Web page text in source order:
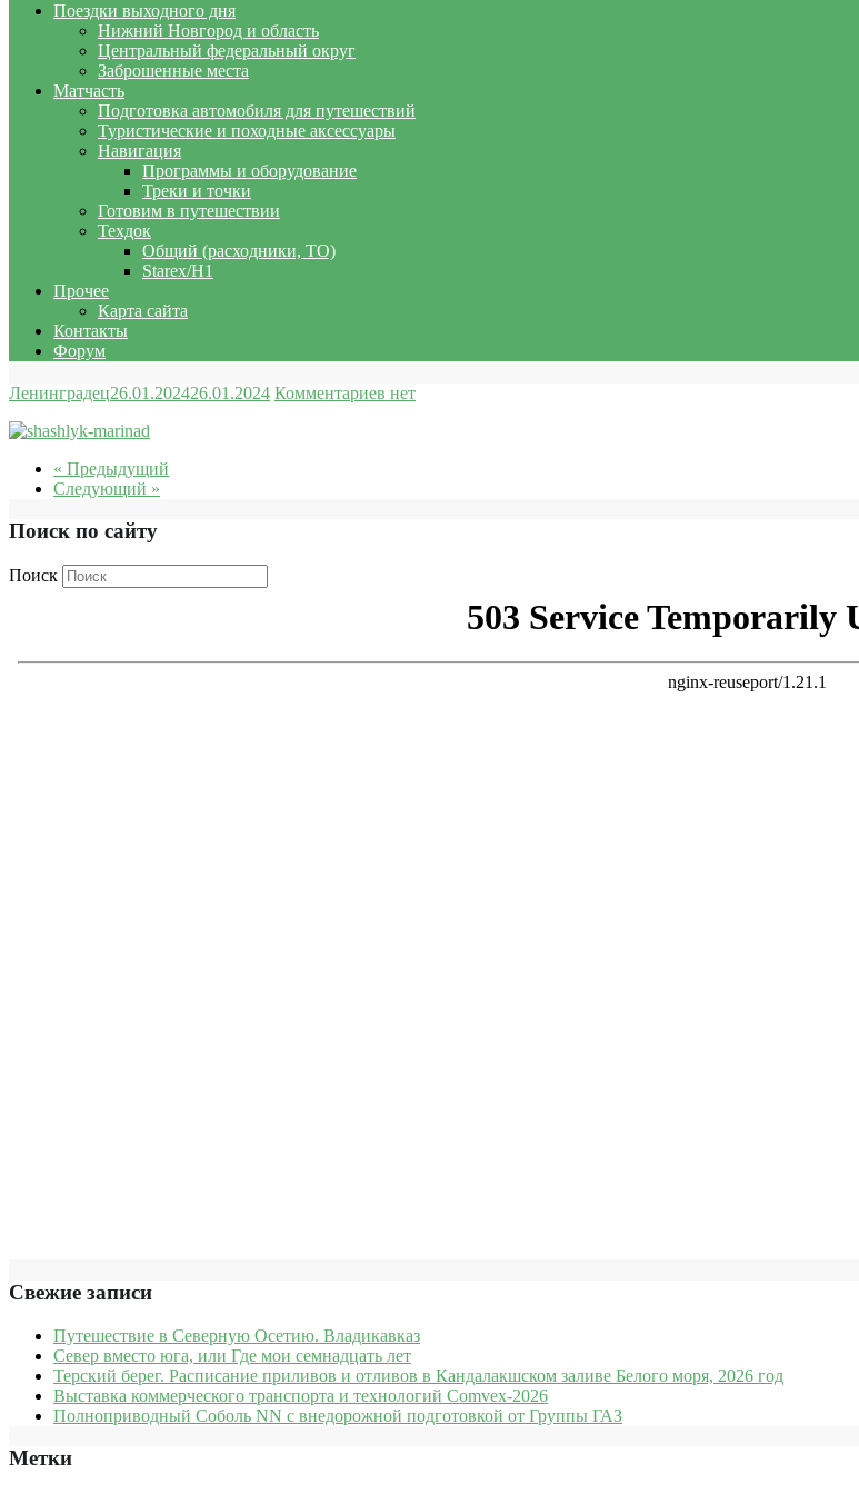
Поездки выходного дня
Нижний Новгород и область
Центральный федеральный округ
Заброшенные места
Матчасть
Подготовка автомобиля для путешествий
Туристические и походные аксессуары
Навигация
Программы и оборудование
Треки и точки
Готовим в путешествии
Техдок
Общий (расходники, ТО)
Starex/H1
Прочее
Карта сайта
Контакты
Форум
Ленинградец26.01.202426.01.2024 Комментариев нет
« Предыдущий
Следующий »
Поиск по сайту
Поиск
Свежие записи
Путешествие в Северную Осетию. Владикавказ
Север вместо юга, или Где мои семнадцать лет
Терский берег. Расписание приливов и отливов в Кандалакшском заливе Белого моря, 2026 год
Выставка коммерческого транспорта и технологий Comvex-2026
Полноприводный Соболь NN с внедорожной подготовкой от Группы ГАЗ
Метки